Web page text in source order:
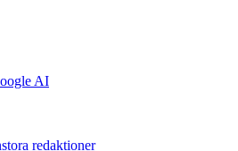
AI
redaktioner